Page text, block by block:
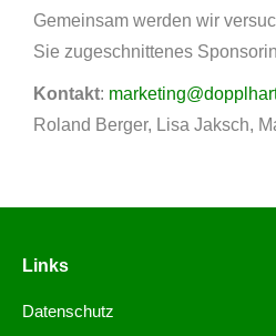
Gemeinsam werden wir
Sie zugeschnittenes
Kontakt:
Roland Berger, Lisa Jaksch,
Links
Datenschutz